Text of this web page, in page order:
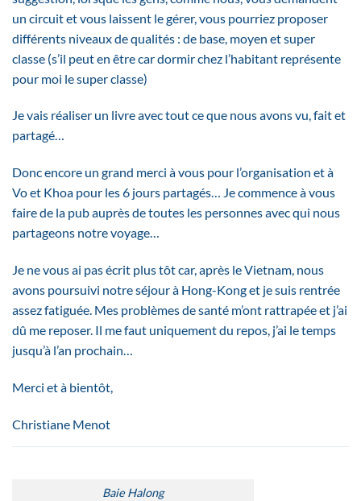
un circuit et vous laissent le gérer, vous pourriez proposer
différents niveaux de qualités : de base, moyen et super
classe (s’il peut en être car dormir chez l’habitant représente
pour moi le super classe)
Je vais réaliser un livre avec tout ce que nous avons vu, fait et
partagé…
Donc encore un grand merci à vous pour l’organisation et à
Vo et Khoa pour les 6 jours partagés… Je commence à vous
faire de la pub auprès de toutes les personnes avec qui nous
partageons notre voyage…
Je ne vous ai pas écrit plus tôt car, après le Vietnam, nous
avons poursuivi notre séjour à Hong-Kong et je suis rentrée
assez fatiguée. Mes problèmes de santé m’ont rattrapée et j’ai
dû me reposer. Il me faut uniquement du repos, j’ai le temps
jusqu’à l’an prochain…
Merci et à bientôt,
Christiane Menot
Baie Halong